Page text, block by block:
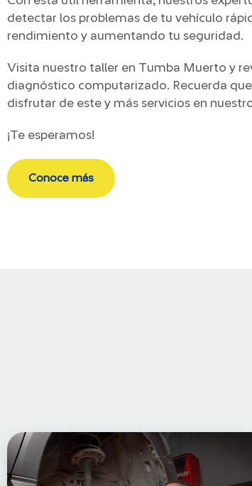
detectar los problemas de tu vehículo
rendimiento y aumentando tu seguridad.
Visita nuestro taller en Tumba Muerto y
diagnóstico computarizado. Recuerda
disfrutar de este y más servicios en
¡Te esperamos!
Conoce más